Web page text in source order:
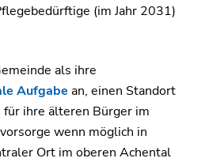
(im Jahr 2031)
als ihre
Aufgabe an, einen Standort
ihre älteren Bürger im
wenn möglich in
Ort im oberen Achental